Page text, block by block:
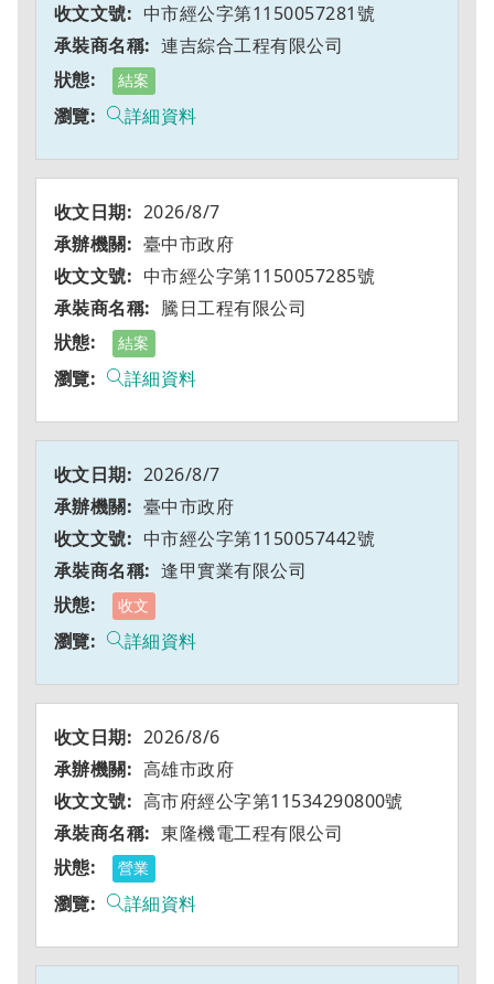
中市經公字第1150057281號
連吉綜合工程有限公司
結案
詳細資料
2026/8/7
臺中市政府
中市經公字第1150057285號
騰日工程有限公司
結案
詳細資料
2026/8/7
臺中市政府
中市經公字第1150057442號
逢甲實業有限公司
收文
詳細資料
2026/8/6
高雄市政府
高市府經公字第11534290800號
東隆機電工程有限公司
營業
詳細資料